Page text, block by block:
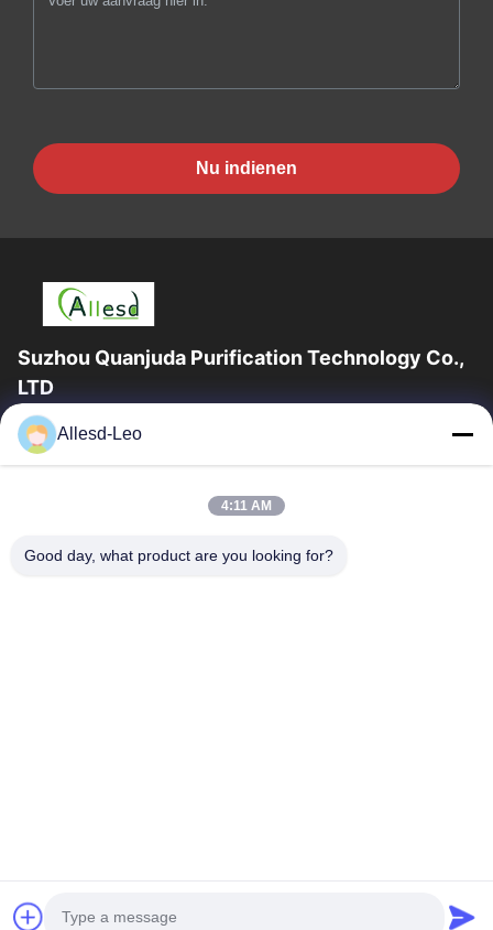
Nu indienen
Suzhou Quanjuda Purification Technology Co.,
LTD
16years ervaring, als belangrijke fabrikant en exporteur van
ESD & Cleanroom producten, bieden wij een volledige lijn van
Huis
Producten
Allesd-Leo
4:11 AM
Good day, what product are you looking for?